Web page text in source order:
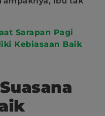
Sarapan Pagi
Kebiasaan Baik